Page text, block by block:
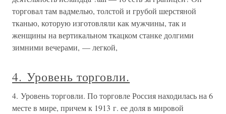
торговал там вадмелью, толстой и грубой шерстяной
тканью, которую изготовляли как мужчины, так и
женщины на вертикальном ткацком станке долгими
зимними вечерами, — легкой,
4. Уровень торговли.
4. Уровень торговли. По торговле Россия находилась на 6
месте в мире, причем к 1913 г. ее доля в мировой